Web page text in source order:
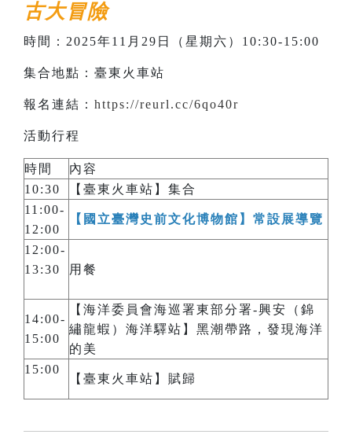
古大冒險
時間：2025年11月29日（星期六）10:30-15:00
集合地點：臺東火車站
報名連結： https://reurl.cc/6qo40r
活動行程
時間
內容
10:30
【臺東火車站】集合
11:00-
12:00
【國立臺灣史前文化博物館】常設展導覽
12:00-
13:30
用餐
14:00-
15:00
【海洋委員會海巡署東部分署-興安（錦
繡龍蝦）海洋驛站】黑潮帶路，發現海洋
的美
15:00
【臺東火車站】賦歸